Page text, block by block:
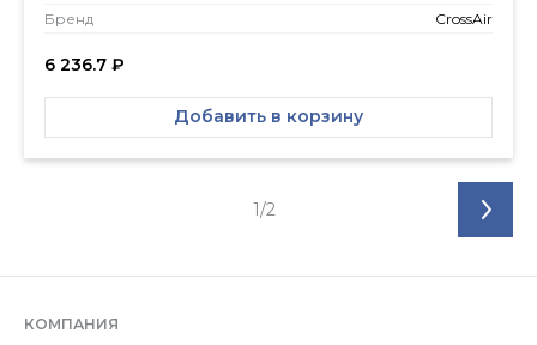
Бренд CrossAir
6 236.7 ₽
Добавить в корзину
1/2
КОМПАНИЯ